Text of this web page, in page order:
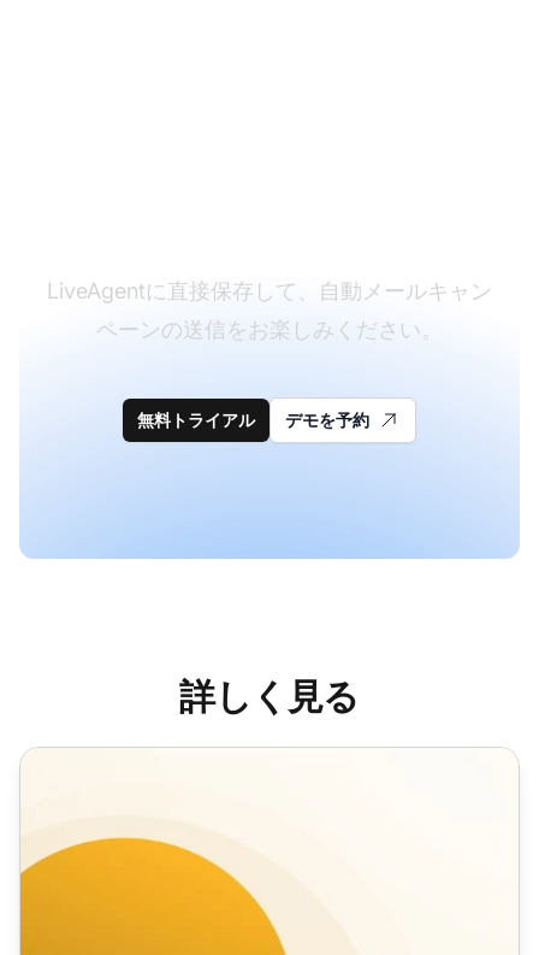
LiveAgentに直接保存して、自動メールキャン
ペーンの送信をお楽しみください。
無料トライアル デモを予約
詳しく見る
情報提供メールテンプレート